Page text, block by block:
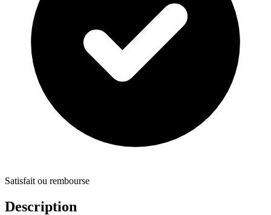
Satisfait ou rembourse
Description